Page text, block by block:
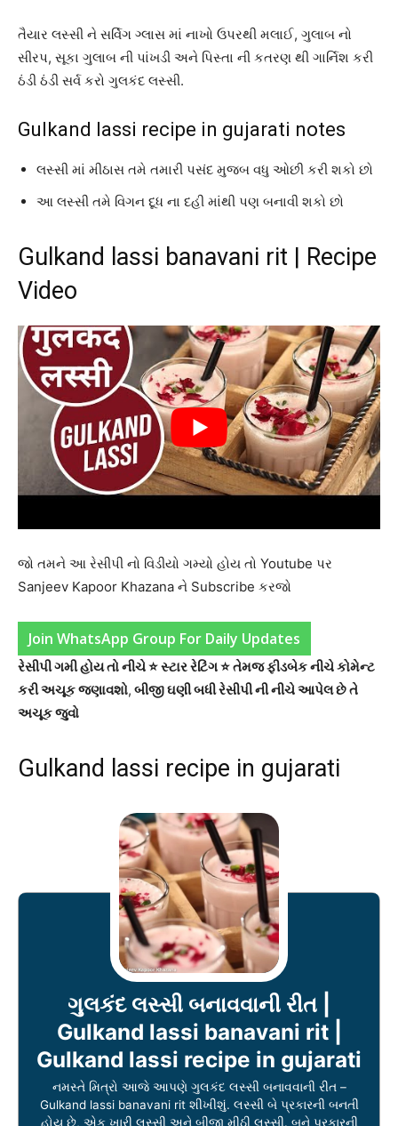
તૈયાર લસ્સી ને સર્વિગ ગ્લાસ માં નાખો ઉપરથી મલાઈ, ગુલાબ નો
સીરપ, સૂકા ગુલાબ ની પાંખડી અને પિસ્તા ની કતરણ થી ગાર્નિશ કરી
ઠંડી ઠંડી સર્વ કરો ગુલકંદ લસ્સી.
Gulkand lassi recipe in gujarati notes
લસ્સી માં મીઠાસ તમે તમારી પસંદ મુજબ વધુ ઓછી કરી શકો છો
આ લસ્સી તમે વિગન દૂધ ના દહી માંથી પણ બનાવી શકો છો
Gulkand lassi banavani rit | Recipe
Video
જો તમને આ રેસીપી નો વિડીયો ગમ્યો હોય તો Youtube પર
Sanjeev Kapoor Khazana ને Subscribe કરજો
Join WhatsApp Group For Daily Updates
રેસીપી ગમી હોય તો નીચે ⭐ સ્ટાર રેટિંગ ⭐ તેમજ ફીડબેક નીચે કોમેન્ટ
કરી અચૂક જણાવશો, બીજી ઘણી બધી રેસીપી ની નીચે આપેલ છે તે
અચૂક જુવો
Gulkand lassi recipe in gujarati
ગુલકંદ લસ્સી બનાવવાની રીત |
Gulkand lassi banavani rit |
Gulkand lassi recipe in gujarati
નમસ્તે મિત્રો આજે આપણે ગુલકંદ લસ્સી બનાવવાની રીત –
Gulkand lassi banavani rit શીખીશું. લસ્સી બે પ્રકારની બનતી
હોય છે, એક ખારી લસ્સી અને બીજી મીઠી લસ્સી. બને પ્રકારની